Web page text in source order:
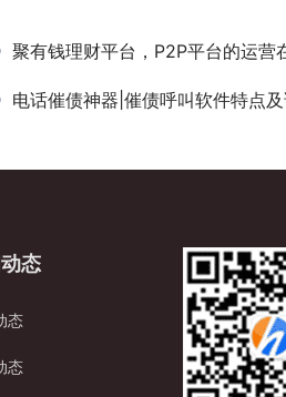
聚有钱理财平台，P2P平台的运营
电话催债神器|催债呼叫软件特点
态
态
态